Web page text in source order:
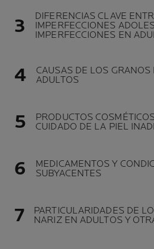
DIFERENCIAS CLAVE
IMPERFECCIONES
IMPERFECCIONES EN
CAUSAS DE LOS GRANOS
ADULTOS
PRODUCTOS
CUIDADO DE LA PIEL
MEDICAMENTOS Y
SUBYACENTES
PARTICULARIDADES DE
NARIZ EN ADULTOS Y